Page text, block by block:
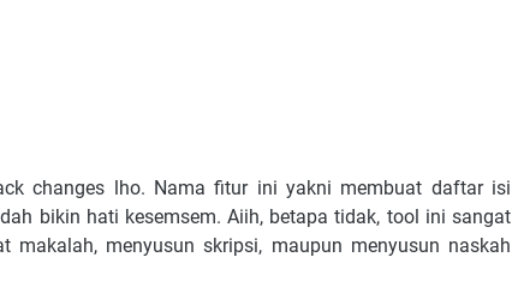
changes lho. Nama fitur ini yakni membuat daftar isi
bikin hati kesemsem. Aiih, betapa tidak, tool ini sangat
makalah, menyusun skripsi, maupun menyusun naskah